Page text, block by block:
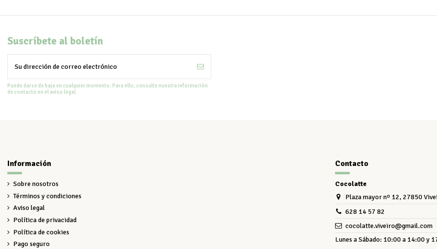
Suscríbete al boletín
Puede darse de baja en cualquier momento. Para ello, consulte nuestra información
de contacto en el aviso legal.
Información
Sobre nosotros
Términos y condiciones
Aviso legal
Política de privacidad
Política de cookies
Pago seguro
Contacto
Cocolatte
Plaza mayor nº 12, 27850
628 14 57 82
cocolatte.viveiro@gmail.com
Lunes a Sábado: 10:00 a 14:00 y